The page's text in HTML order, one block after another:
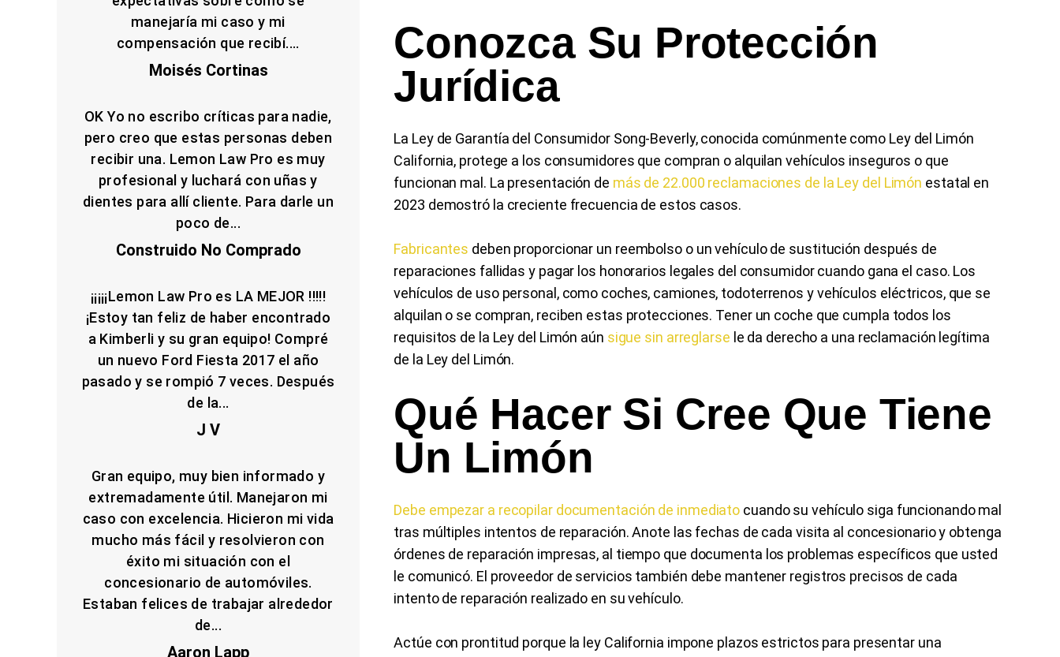
Conozca Su Protección
Jurídica
La Ley de Garantía del Consumidor Song-Beverly, conocida comúnmente como Ley del Limón
California, protege a los consumidores que compran o alquilan vehículos inseguros o que
funcionan mal. La presentación de más de 22.000 reclamaciones de la Ley del Limón estatal en
2023 demostró la creciente frecuencia de estos casos.
Fabricantes deben proporcionar un reembolso o un vehículo de sustitución después de
reparaciones fallidas y pagar los honorarios legales del consumidor cuando gana el caso. Los
vehículos de uso personal, como coches, camiones, todoterrenos y vehículos eléctricos, que se
alquilan o se compran, reciben estas protecciones. Tener un coche que cumpla todos los
requisitos de la Ley del Limón aún sigue sin arreglarse le da derecho a una reclamación legítima
de la Ley del Limón.
Qué Hacer Si Cree Que Tiene
Un Limón
Debe empezar a recopilar documentación de inmediato cuando su vehículo siga funcionando mal
tras múltiples intentos de reparación. Anote las fechas de cada visita al concesionario y obtenga
órdenes de reparación impresas, al tiempo que documenta los problemas específicos que usted
le comunicó. El proveedor de servicios también debe mantener registros precisos de cada
intento de reparación realizado en su vehículo.
Actúe con prontitud porque la ley California impone plazos estrictos para presentar una
manejaría mi caso y mi
compensación que recibí....
Moisés Cortinas
OK Yo no escribo críticas para nadie,
pero creo que estas personas deben
recibir una. Lemon Law Pro es muy
profesional y luchará con uñas y
dientes para allí cliente. Para darle un
poco de...
Construido No Comprado
¡¡¡¡¡Lemon Law Pro es LA MEJOR !!!!!
¡Estoy tan feliz de haber encontrado
a Kimberli y su gran equipo! Compré
un nuevo Ford Fiesta 2017 el año
pasado y se rompió 7 veces. Después
de la...
J V
Gran equipo, muy bien informado y
extremadamente útil. Manejaron mi
caso con excelencia. Hicieron mi vida
mucho más fácil y resolvieron con
éxito mi situación con el
concesionario de automóviles.
Estaban felices de trabajar alrededor
de...
Aaron Lapp